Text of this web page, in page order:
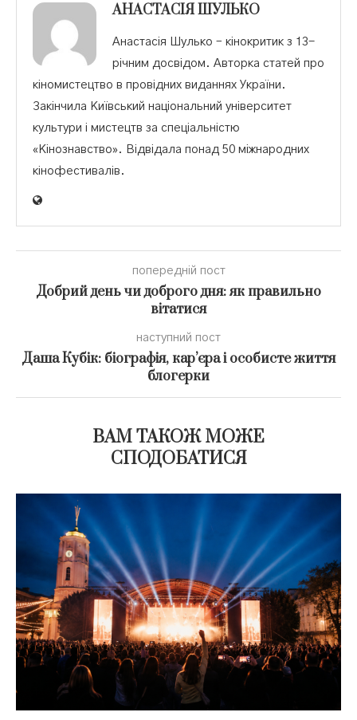
АНАСТАСІЯ ШУЛЬКО
Анастасія Шулько – кінокритик з 13-
річним досвідом. Авторка статей про
кіномистецтво в провідних виданнях України.
Закінчила Київський національний університет
культури і мистецтв за спеціальністю
«Кінознавство». Відвідала понад 50 міжнародних
кінофестивалів.
попередній пост
Добрий день чи доброго дня: як правильно
вітатися
наступний пост
Даша Кубік: біографія, кар’єра і особисте життя
блогерки
ВАМ ТАКОЖ МОЖЕ
СПОДОБАТИСЯ